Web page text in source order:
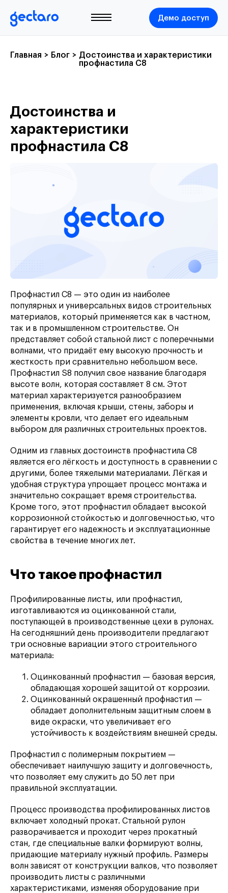
Демо доступ
Главная > Блог > Достоинства и характеристики
профнастила С8
Достоинства и
характеристики
профнастила С8
Профнастил С8 — это один из наиболее
популярных и универсальных видов строительных
материалов, который применяется как в частном,
так и в промышленном строительстве. Он
представляет собой стальной лист с поперечными
волнами, что придаёт ему высокую прочность и
жесткость при сравнительно небольшом весе.
Профнастил S8 получил свое название благодаря
высоте волн, которая составляет 8 см. Этот
материал характеризуется разнообразием
применения, включая крыши, стены, заборы и
элементы кровли, что делает его идеальным
выбором для различных строительных проектов.
Одним из главных достоинств профнастила С8
является его лёгкость и доступность в сравнении с
другими, более тяжелыми материалами. Лёгкая и
удобная структура упрощает процесс монтажа и
значительно сокращает время строительства.
Кроме того, этот профнастил обладает высокой
коррозионной стойкостью и долговечностью, что
гарантирует его надежность и эксплуатационные
свойства в течение многих лет.
Что такое профнастил
Профилированные листы, или профнастил,
изготавливаются из оцинкованной стали,
поступающей в производственные цехи в рулонах.
На сегодняшний день производители предлагают
три основные вариации этого строительного
материала:
Оцинкованный профнастил — базовая версия,
обладающая хорошей защитой от коррозии.
Оцинкованный окрашенный профнастил —
обладает дополнительным защитным слоем в
виде окраски, что увеличивает его
устойчивость к воздействиям внешней среды.
Профнастил с полимерным покрытием —
обеспечивает наилучшую защиту и долговечность,
что позволяет ему служить до 50 лет при
правильной эксплуатации.
Процесс производства профилированных листов
включает холодный прокат. Стальной рулон
разворачивается и проходит через прокатный
стан, где специальные валки формируют волны,
придающие материалу нужный профиль. Размеры
волн зависят от конструкции валков, что позволяет
производить листы с различными
характеристиками, изменяя оборудование при